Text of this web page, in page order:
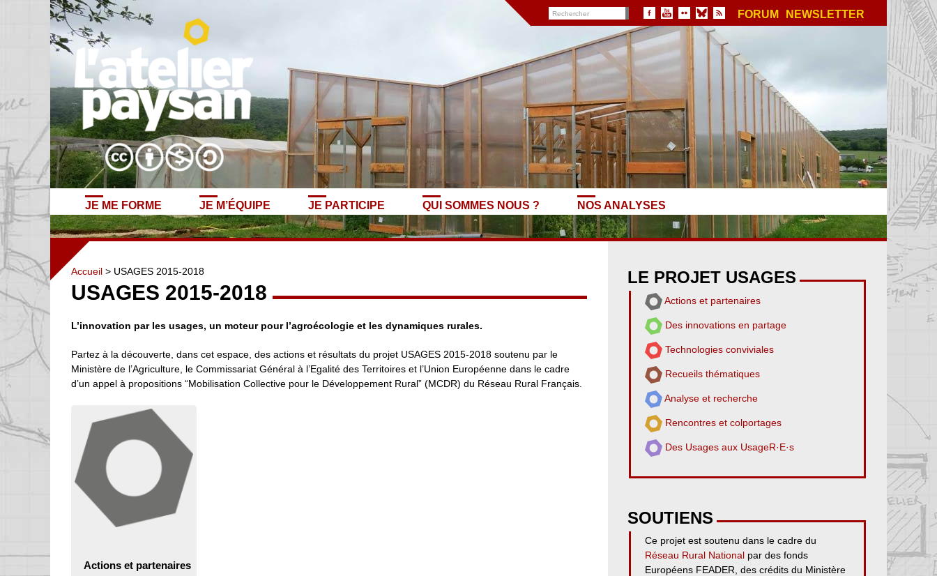
FORUM NEWSLETTER
JE ME FORME JE M’ÉQUIPE JE PARTICIPE QUI SOMMES NOUS ? NOS ANALYSES
Accueil > USAGES 2015-2018
USAGES 2015-2018
L’innovation par les usages, un moteur pour l’agroécologie et les dynamiques rurales.
Partez à la découverte, dans cet espace, des actions et résultats du projet USAGES 2015-2018 soutenu par le
Ministère de l’Agriculture, le Commissariat Général à l’Egalité des Territoires et l’Union Européenne dans le cadre
d’un appel à propositions “Mobilisation Collective pour le Développement Rural” (MCDR) du Réseau Rural Français.
Actions et partenaires
LE PROJET USAGES
Actions et partenaires
Des innovations en partage
Technologies conviviales
Recueils thématiques
Analyse et recherche
Rencontres et colportages
Des Usages aux UsageR·E·s
SOUTIENS
Ce projet est soutenu dans le cadre du
Réseau Rural National par des fonds
Européens FEADER, des crédits du Ministère